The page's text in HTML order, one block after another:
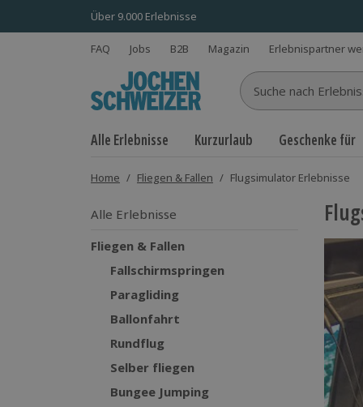
Über 9.000 Erlebnisse
FAQ Jobs B2B Magazin Erlebnispartner
Suche nach
Alle Erlebnisse Kurzurlaub Geschenke für
Home / Fliegen & Fallen / Flugsimulator Erlebnisse
Alle Erlebnisse
Fliegen & Fallen
Fallschirmspringen
Paragliding
Ballonfahrt
Rundflug
Selber fliegen
Bungee Jumping